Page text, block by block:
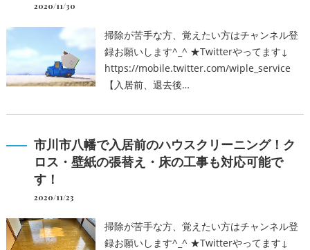
2020/11/30
掃除が苦手な方、覚えたい方はチャンネル登
録お願いします^_^ ★Twitterやってます↓
https://mobile.twitter.com/wiple_service
【入居前、退去後…
市川市八幡で入居前のハウスクリーニング！ク
ロス・壁紙の張替え・床の工事も対応可能で
す！
2020/11/23
掃除が苦手な方、覚えたい方はチャンネル登
録お願いします^_^ ★Twitterやってます↓